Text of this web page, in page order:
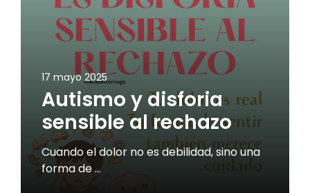
17 mayo 2025
Autismo y disforia
sensible al rechazo
Cuando el dolor no es debilidad, sino una
forma de …